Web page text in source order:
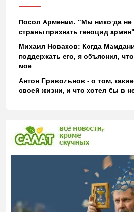
Посол Армении: "Мы никогда не
страны признать геноцид армян"
Михаил Новахов: Когда
поддержать его, я объяснил,
моё
Антон Привольнов - о том,
своей жизни, и что хотел бы в